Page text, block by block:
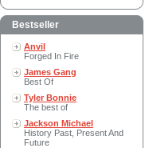
Bestseller
Anvil
Forged In Fire
James Gang
Best Of
Tyler Bonnie
The best of
Jackson Michael
History Past, Present And
Future